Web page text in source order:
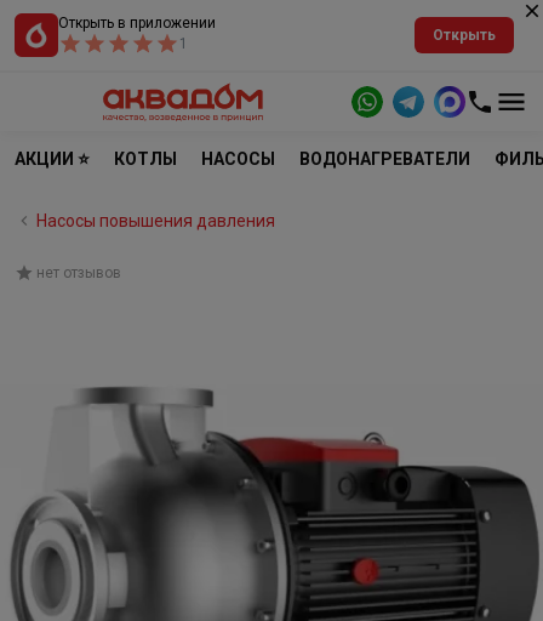
Открыть в приложении
1
Открыть
АКЦИИ ⭐ КОТЛЫ НАСОСЫ ВОДОНАГРЕВАТЕЛИ
Насосы повышения давления
нет отзывов